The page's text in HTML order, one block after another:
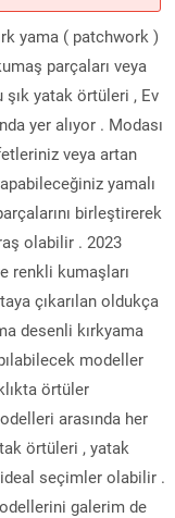
yama ( patchwork )
parçaları veya
yatak örtüleri , Ev
yer alıyor . Modası
veya artan
yamalı
birleştirerek
olabilir . 2023
renkli kumaşları
çıkarılan oldukça
desenli kırkyama
modeller
örtüler
arasında her
örtüleri , yatak
seçimler olabilir .
galerim de